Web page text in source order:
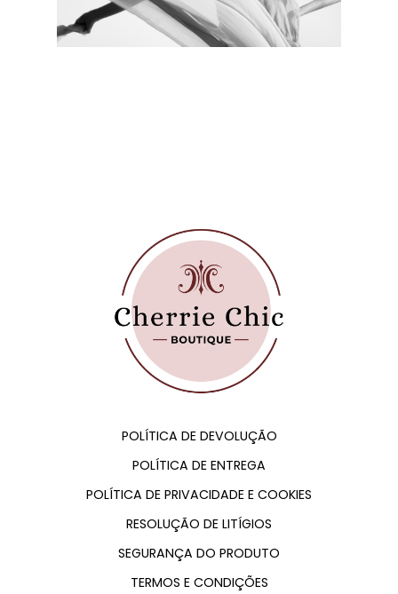
POLÍTICA DE DEVOLUÇÃO
POLÍTICA DE ENTREGA
POLÍTICA DE PRIVACIDADE E COOKIES
RESOLUÇÃO DE LITÍGIOS
SEGURANÇA DO PRODUTO
TERMOS E CONDIÇÕES